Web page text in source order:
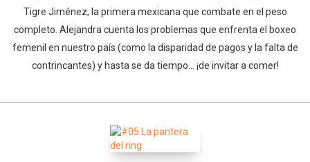
Tigre Jiménez, la primera mexicana que combate en el peso
completo. Alejandra cuenta los problemas que enfrenta el boxeo
femenil en nuestro país (como la disparidad de pagos y la falta de
contrincantes) y hasta se da tiempo... ¡de invitar a comer!
Facebook Twitter